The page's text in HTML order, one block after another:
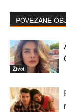
POVEZANE
Život